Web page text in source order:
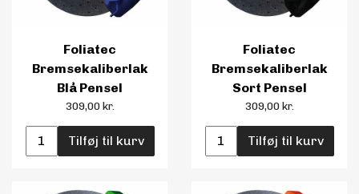
Foliatec
Bremsekaliberlak
Blå Pensel
309,00 kr.
Tilføj til kurv
Foliatec
Bremsekaliberlak
Sort Pensel
309,00 kr.
Tilføj til kurv